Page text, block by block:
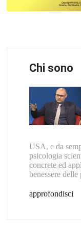
Chi sono
USA, e da
psicologia
concrete ed
benessere delle
approfondisci